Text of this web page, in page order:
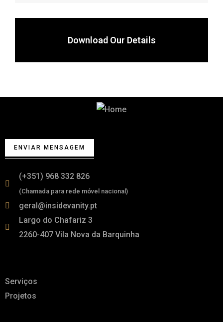
Download Our Details
ENVIAR MENSAGEM
(+351) 968 332 826
(Chamada para rede móvel nacional)
geral@insidevanity.pt
Largo do Chafariz 3
2260-407 Vila Nova da Barquinha
Serviços
Projetos